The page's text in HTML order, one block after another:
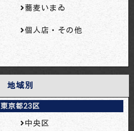
蕎麦いまゐ
個人店・その他
地域別
東京都23区
中央区